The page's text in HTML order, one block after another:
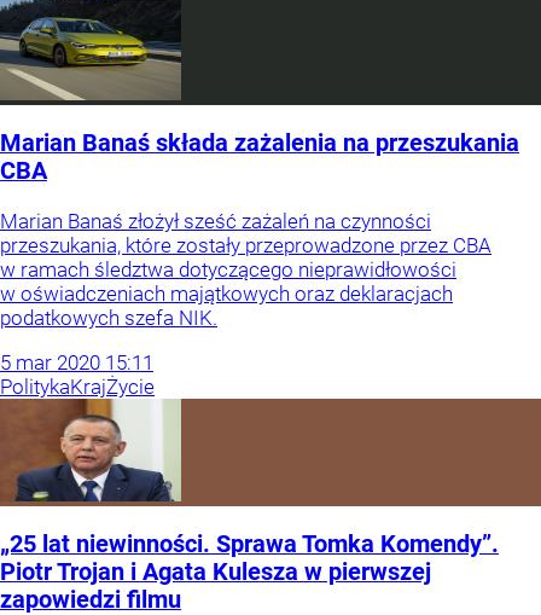
Marian Banaś składa zażalenia na przeszukania
CBA
Marian Banaś złożył sześć zażaleń na czynności
przeszukania, które zostały przeprowadzone przez CBA
w ramach śledztwa dotyczącego nieprawidłowości
w oświadczeniach majątkowych oraz deklaracjach
podatkowych szefa NIK.
5 mar 2020 15:11
PolitykaKrajŻycie
„25 lat niewinności. Sprawa Tomka Komendy”.
Piotr Trojan i Agata Kulesza w pierwszej
zapowiedzi filmu